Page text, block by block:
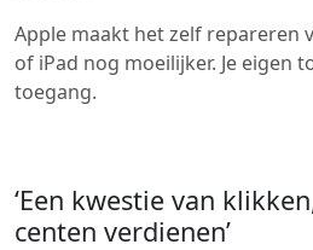
Apple maakt het zelf repareren
of iPad nog moeilijker. Je eigen
toegang.
‘Een kwestie van
centen verdienen’